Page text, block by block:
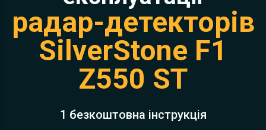
радар-детекторів
SilverStone F1
Z550 ST
1 безкоштовна інструкція